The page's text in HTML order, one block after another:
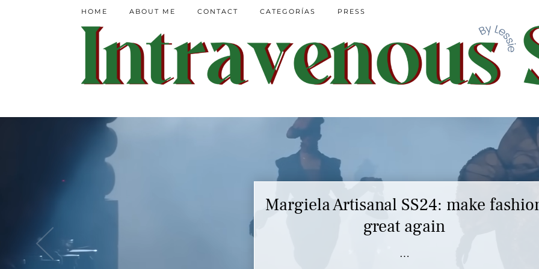
HOME ABOUT ME CONTACT CATEGORÍAS PRESS
Margiela Artisanal SS24: make
great again
…